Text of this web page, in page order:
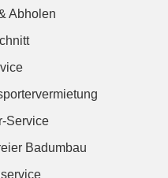
Abholen
Service
Badumbau